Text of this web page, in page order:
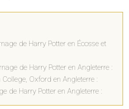
de Harry Potter en Écosse et
de Harry Potter en Angleterre :
Oxford en Angleterre :
de Harry Potter en Angleterre :